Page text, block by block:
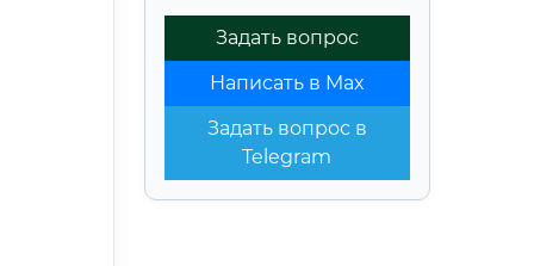
Задать вопрос
Написать в Max
Задать вопрос в
Telegram